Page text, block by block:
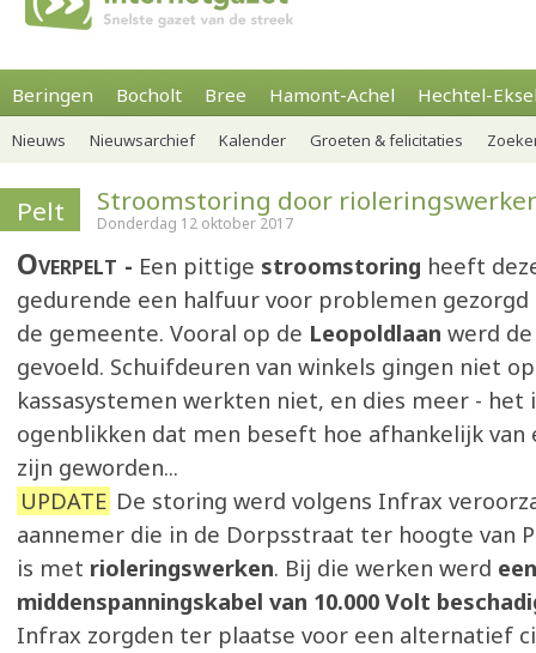
Beringen Bocholt Bree Hamont-Achel Hechtel-
Nieuws Nieuwsarchief Kalender Groeten & felicitaties
Pelt Stroomstoring door
Donderdag 12 oktober 2017
Overpelt Een pittige stroomstoring heeft
gedurende een halfuur voor problemen gezorgd
de gemeente. Vooral op de Leopoldlaan werd
gevoeld. Schuifdeuren van winkels gingen niet
kassasystemen werkten niet, en dies meer - het
ogenblikken dat men beseft hoe afhankelijk
zijn geworden...
UPDATE De storing werd volgens Infrax
aannemer die in de Dorpsstraat ter hoogte van
is met rioleringswerken. Bij die werken werd een
middenspanningskabel van 10.000 Volt
Infrax zorgden ter plaatse voor een alternatief